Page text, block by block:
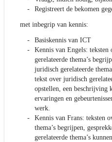
Registreert de bekomen
met inbegrip van kennis:
Basiskennis van ICT
Kennis van Engels: teksten
gerelateerde thema’s
juridisch gerelateerde
tekst over juridisch
opstellen, een beschrijving
ervaringen en
werk.
Kennis van Frans: teksten
thema’s begrijpen,
gerelateerde thema’s